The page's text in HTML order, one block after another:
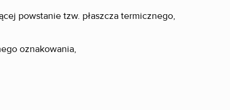
powstanie tzw. płaszcza termicznego,
oznakowania,